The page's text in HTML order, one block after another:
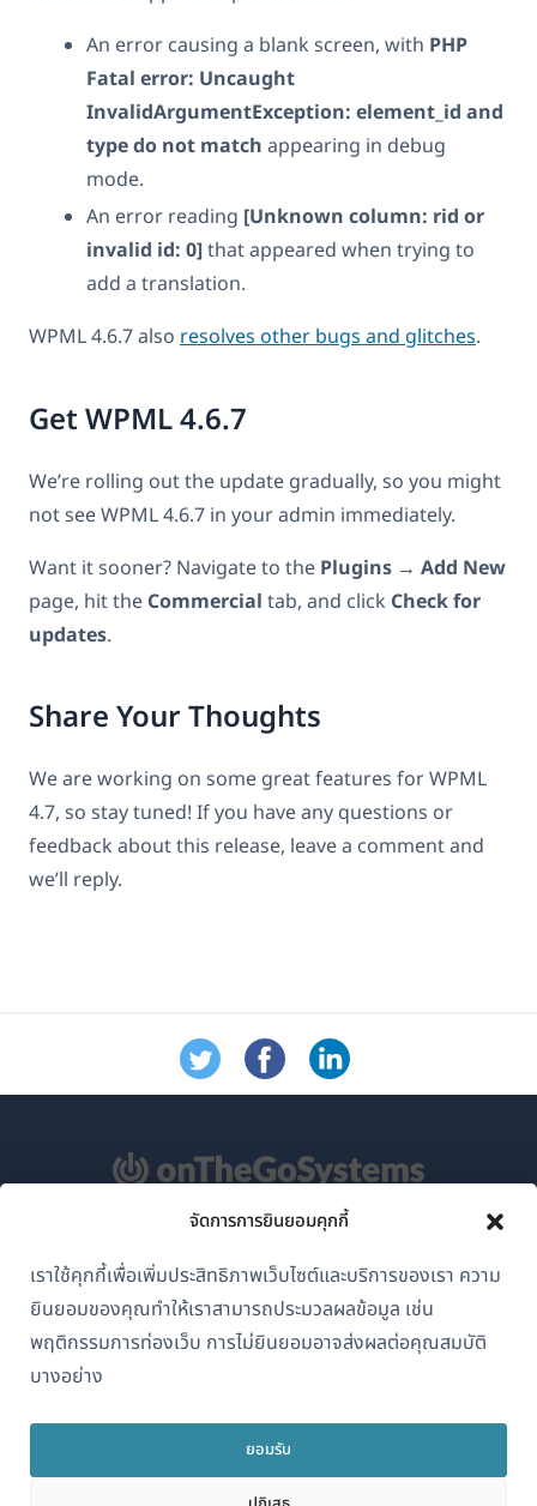
จัดการการยินยอมคุกกี้
เราใช้คุกกี้เพื่อเพิ่มประสิทธิภาพเว็บไซต์และบริการของเรา ความ
ยินยอมของคุณทำให้เราสามารถประมวลผลข้อมูล เช่น
พฤติกรรมการท่องเว็บ การไม่ยินยอมอาจส่งผลต่อคุณสมบัติ
บางอย่าง
ยอมรับ
An error causing a blank screen, with PHP
Fatal error: Uncaught
InvalidArgumentException: element_id and
type do not match appearing in debug
mode.
An error reading [Unknown column: rid or
invalid id: 0]that appeared when trying to
add a translation.
WPML 4.6.7 also resolves other bugs and glitches.
Get WPML 4.6.7
We’re rolling out the update gradually, so you might
not see WPML 4.6.7 in your admin immediately.
Want it sooner? Navigate to the Plugins → Add New
page, hit the Commercial tab, and click Check for
updates.
Share Your Thoughts
We are working on some great features for WPML
4.7, so stay tuned! If you have any questions or
feedback about this release, leave a comment and
we’ll reply.
ไทย
GDPR และนโยบายความเป็นส่วนตัว
เข้าร่วมทีมของเรา(เปิด
ใน
หน้าต่าง
ใหม่)
ใน
หน้าต่าง
ใหม่)
ใน
ใหม่)